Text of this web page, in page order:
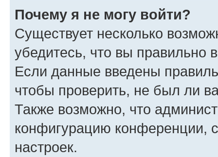
Почему я не могу войти?
Существует несколько
убедитесь, что вы правильно
Если данные введены
чтобы проверить, не был ли
Также возможно, что
конфигурацию конференции,
настроек.